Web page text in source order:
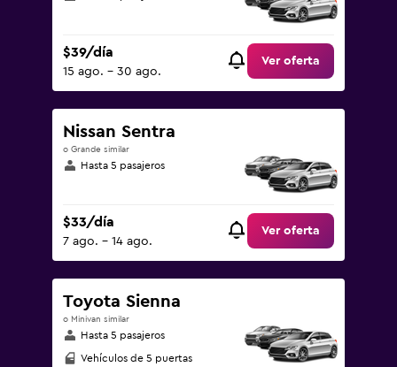
$39/día
15 ago. - 30 ago.
Ver oferta
Nissan Sentra
o Grande similar
Hasta 5 pasajeros
$33/día
7 ago. - 14 ago.
Ver oferta
Toyota Sienna
o Minivan similar
Hasta 5 pasajeros
Vehículos de 5 puertas